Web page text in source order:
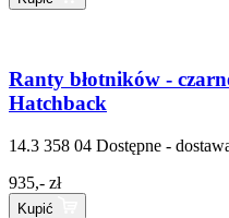
Ranty błotników -
Hatchback
14.3 358 04 Dostępne -
935,- zł
Kupić